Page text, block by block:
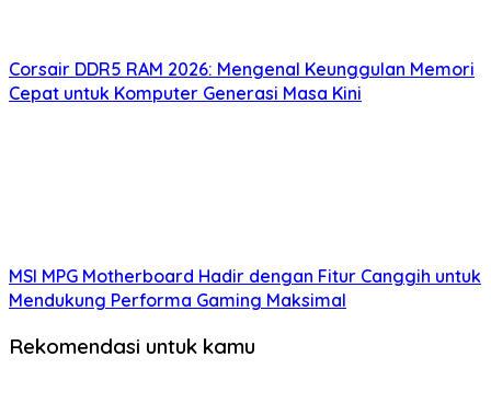
Corsair DDR5 RAM 2026: Mengenal Keunggulan Memori
Cepat untuk Komputer Generasi Masa Kini
MSI MPG Motherboard Hadir dengan Fitur Canggih untuk
Mendukung Performa Gaming Maksimal
Rekomendasi untuk kamu